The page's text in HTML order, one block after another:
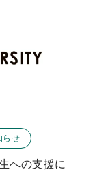
らせ
への支援に